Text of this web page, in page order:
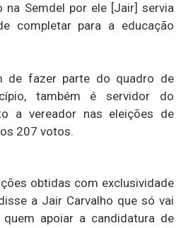
na Semdel por ele [Jair] servia
completar para a educação
de fazer parte do quadro de
também é servidor do
a vereador nas eleições de
207 votos.
obtidas com exclusividade
a Jair Carvalho que só vai
apoiar a candidatura de